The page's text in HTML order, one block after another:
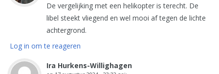
De vergelijking met een helikopter is terecht. De
libel steekt vliegend en wel mooi af tegen de lichte
achtergrond.
Log in om te reageren
Ira Hurkens-Willighagen